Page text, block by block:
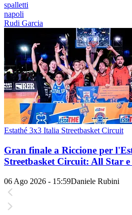
spalletti
napoli
Rudi Garcia
Estathé 3x3 Italia Streetbasket Circuit
Gran finale a Riccione per
Streetbasket Circuit: All Star
06 Ago 2026 - 15:59Daniele Rubini